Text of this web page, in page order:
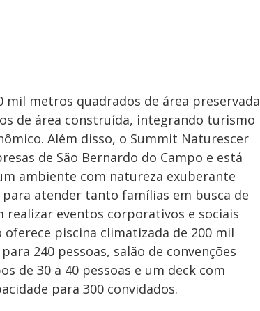
metros quadrados de área preservada
de área construída, integrando turismo
Além disso, o Summit Naturescer
de São Bernardo do Campo e está
ambiente com natureza exuberante
atender tanto famílias em busca de
realizar eventos corporativos e sociais
piscina climatizada de 200 mil
240 pessoas, salão de convenções
de 30 a 40 pessoas e um deck com
para 300 convidados.